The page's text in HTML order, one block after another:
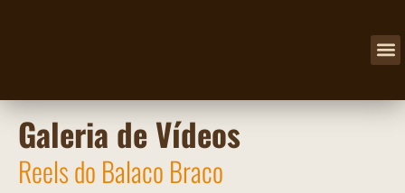
Galeria de Vídeos
Reels do Balaco Braco